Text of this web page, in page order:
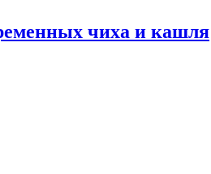
чиха и кашля